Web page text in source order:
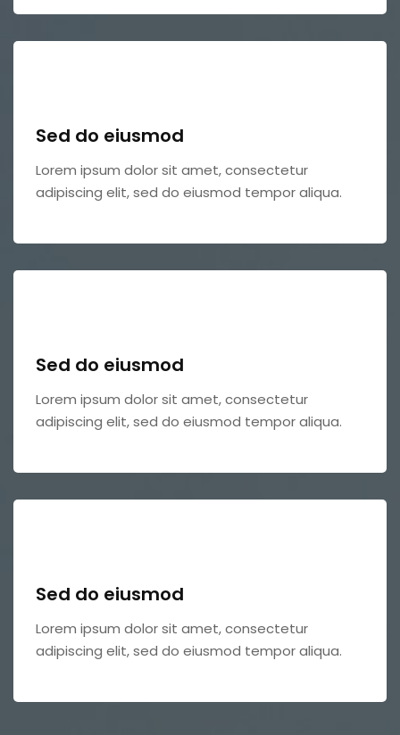
Sed do eiusmod
Lorem ipsum dolor sit amet, consectetur
adipiscing elit, sed do eiusmod tempor aliqua.
Sed do eiusmod
Lorem ipsum dolor sit amet, consectetur
adipiscing elit, sed do eiusmod tempor aliqua.
Sed do eiusmod
Lorem ipsum dolor sit amet, consectetur
adipiscing elit, sed do eiusmod tempor aliqua.